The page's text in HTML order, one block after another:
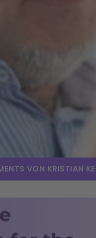
VON KRISTIAN